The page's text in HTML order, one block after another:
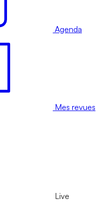
Agenda
Mes revues
Live